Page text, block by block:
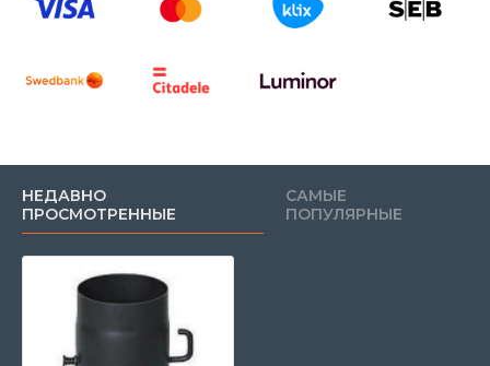
НЕДАВНО
ПРОСМОТРЕННЫЕ
САМЫЕ
ПОПУЛЯРНЫЕ